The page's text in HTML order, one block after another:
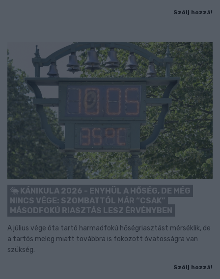
Szólj hozzá!
KÁNIKULA 2026 - ENYHÜL A HŐSÉG, DE MÉG
NINCS VÉGE: SZOMBATTÓL MÁR “CSAK”
MÁSODFOKÚ RIASZTÁS LESZ ÉRVÉNYBEN
A július vége óta tartó harmadfokú hőségriasztást mérséklik, de
a tartós meleg miatt továbbra is fokozott óvatosságra van
szükség.
Szólj hozzá!